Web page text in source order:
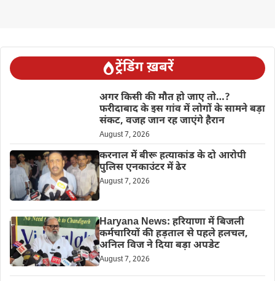
ट्रेंडिंग ख़बरें
अगर किसी की मौत हो जाए तो…?
फरीदाबाद के इस गांव में लोगों के सामने बड़ा
संकट, वजह जान रह जाएंगे हैरान
August 7, 2026
करनाल में बीरू हत्याकांड के दो आरोपी
पुलिस एनकाउंटर में ढेर
August 7, 2026
Haryana News: हरियाणा में बिजली
कर्मचारियों की हड़ताल से पहले हलचल,
अनिल विज ने दिया बड़ा अपडेट
August 7, 2026